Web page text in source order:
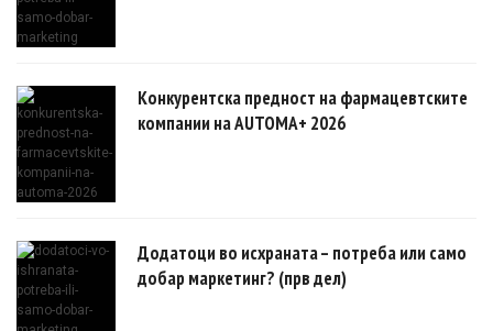
Конкурентска предност на фармацевтските
компании на AUTOMA+ 2026
Додатоци во исхраната – потреба или само
добар маркетинг? (прв дел)